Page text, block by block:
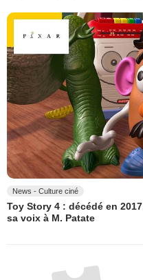
News - Culture ciné
Toy Story 4 : décédé en
sa voix à M. Patate